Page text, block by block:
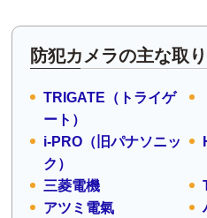
防犯カメラの主な取
TRIGATE（トライゲ
ート）
i-PRO（旧パナソニッ
ク）
三菱電機
アツミ電氣